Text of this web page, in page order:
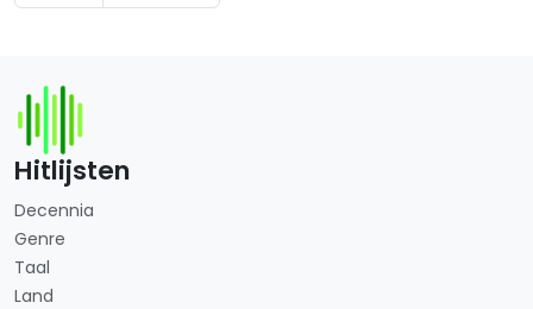
Hitlijsten
Decennia
Genre
Taal
Land